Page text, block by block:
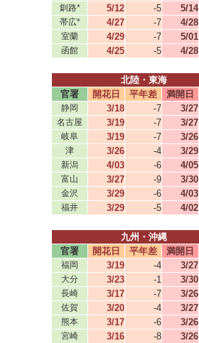
釧路* 5/12 -5 5/14
帯広* 4/27 -7 4/28
室蘭 4/29 -7 5/01
函館 4/25 -5 4/28
北陸・東海
官署
開花日 平年差 満開日
静岡 3/18 -7 3/27
名古屋 3/19 -7 3/27
岐阜 3/19 -7 3/26
津 3/26 -4 3/29
新潟 4/03 -6 4/05
富山 3/27 -9 3/30
金沢 3/29 -6 4/03
福井 3/29 -5 4/02
九州・沖縄
官署
開花日 平年差 満開日
福岡 3/19 -4 3/27
大分 3/23 -1 3/30
長崎 3/17 -7 3/26
佐賀 3/20 -4 3/27
熊本 3/17 -6 3/26
宮崎 3/16 -8 3/26